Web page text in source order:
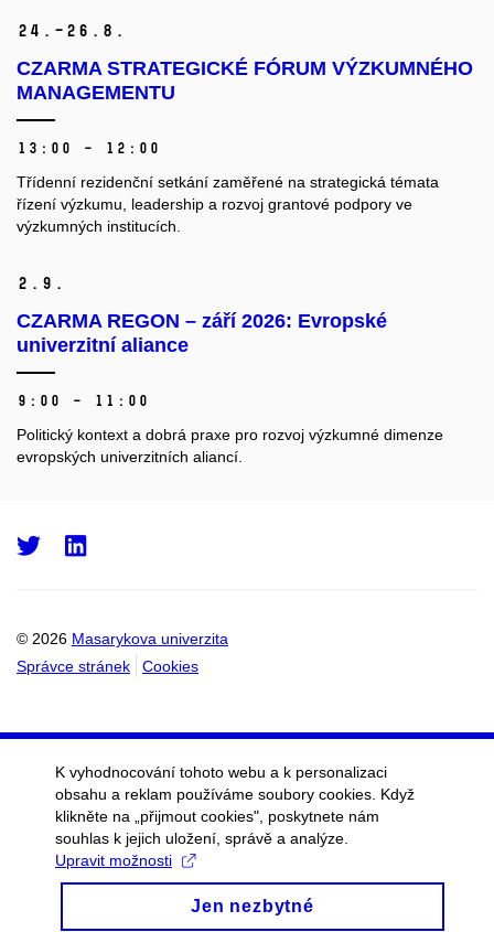
24.–26. 8.
CZARMA STRATEGICKÉ FÓRUM VÝZKUMNÉHO
MANAGEMENTU
13:00 – 12:00
Třídenní rezidenční setkání zaměřené na strategická témata
řízení výzkumu, leadership a rozvoj grantové podpory ve
výzkumných institucích.
2. 9.
CZARMA REGON – září 2026: Evropské
univerzitní aliance
9:00 – 11:00
Politický kontext a dobrá praxe pro rozvoj výzkumné dimenze
evropských univerzitních aliancí.
© 2026 Masarykova univerzita
Správce stránek
Cookies
Twitter
K vyhodnocování tohoto webu a k personalizaci
obsahu a reklam používáme soubory cookies. Když
klikněte na „přijmout cookies", poskytnete nám
souhlas k jejich uložení, správě a analýze.
Upravit možnosti
Jen nezbytné